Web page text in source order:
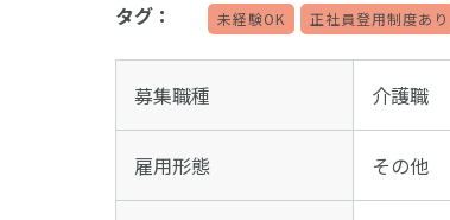
タグ：
未経験OK 正社員登用制度あり
募集職種 介護職
雇用形態 その他